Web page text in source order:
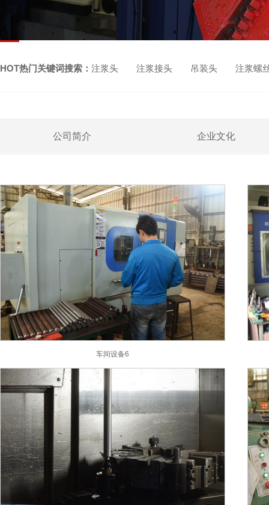
HOT热门关键词搜索： 注浆头 注浆接头 吊装头 注浆螺
公司简介 企业文化
车间设备6